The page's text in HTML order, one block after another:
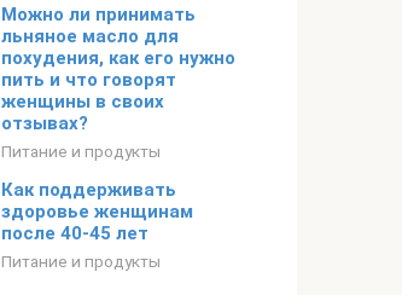
Можно ли принимать
льняное масло для
похудения, как его нужно
пить и что говорят
женщины в своих
отзывах?
Питание и продукты
Как поддерживать
здоровье женщинам
после 40-45 лет
Питание и продукты